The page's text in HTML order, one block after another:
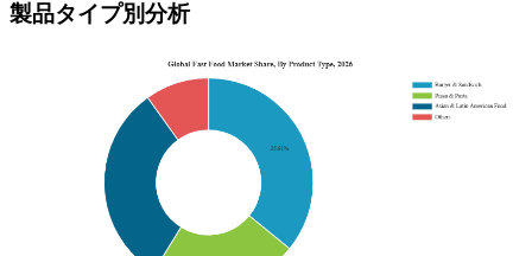
製品タイプ別分析